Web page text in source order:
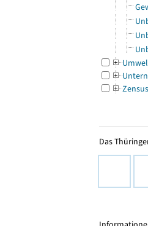
Zensus
Das